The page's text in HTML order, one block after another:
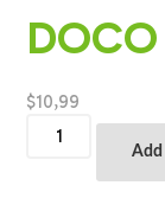
$10,99
Add